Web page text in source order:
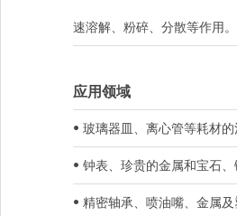
速溶解、粉碎、分散等作用。
应用领域
• 玻璃器皿、离心管等耗材
• 钟表、珍贵的金属和宝石
• 精密轴承、喷油嘴、金属